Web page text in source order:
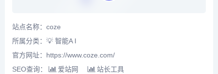
站点名称：coze
所属分类： 💡 智能A I
官方网址：https://www.coze.com/
SEO查询：
爱站网 站长工具